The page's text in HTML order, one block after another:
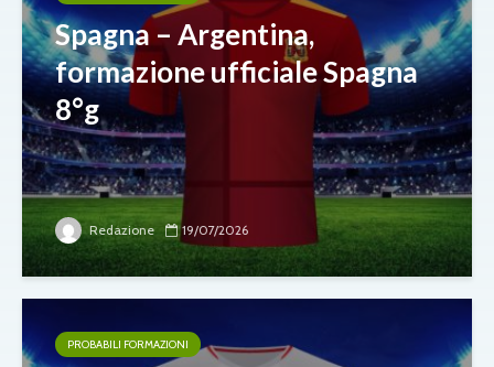
Spagna – Argentina,
formazione ufficiale Spagna
8°g
Redazione 19/07/2026
PROBABILI FORMAZIONI